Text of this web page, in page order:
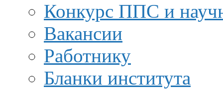
Конкурс ППС и
Вакансии
Работнику
Бланки института